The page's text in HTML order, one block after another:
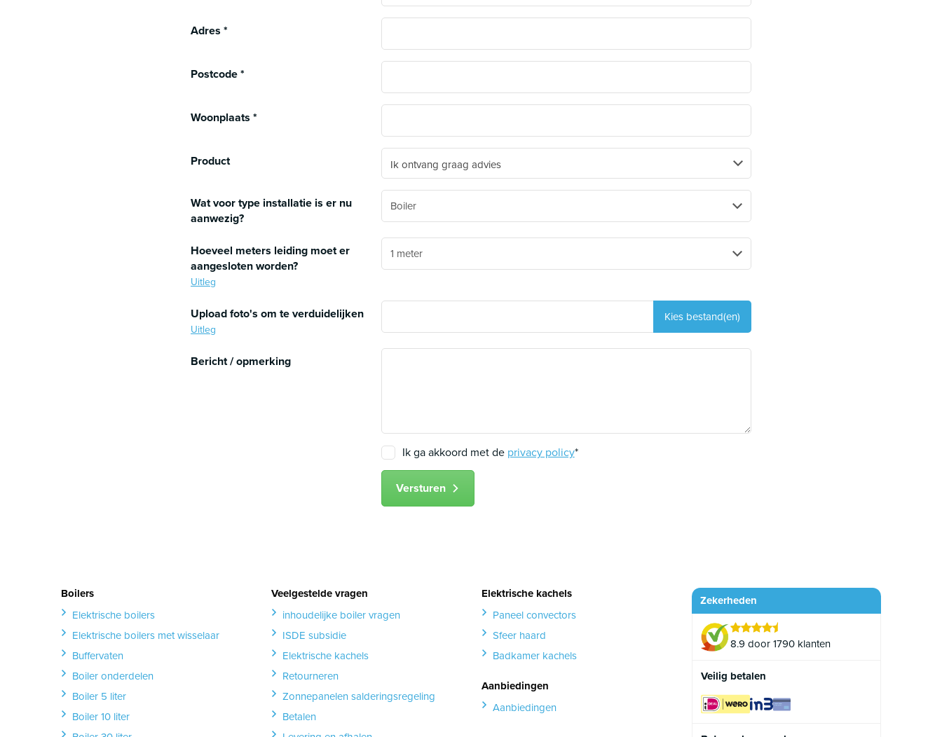
Adres *
Postcode*
Woonplaats *
Product Ik ontvang graag advies
Wat voor type installatie is er nu
aanwezig?
Hoeveel meters leiding moet er
aangesloten worden?
Uitleg
Upload foto's om te verduidelijken
Uitleg
Bericht / opmerking
Ik ga akkoord met de privacy policy*
Versturen
Boilers
Elektrische boilers
Elektrische boilers met wisselaar
Buffervaten
Boiler onderdelen
Boiler 5 liter
Boiler 10 liter
Veelgestelde vragen
inhoudelijke boiler vragen
ISDE subsidie
Elektrische kachels
Retourneren
Zonnepanelen salderingsregeling
Betalen
Elektrische kachels
Paneel convectors
Sfeer haard
Badkamer kachels
Aanbiedingen
Aanbiedingen
Zekerheden
8.9 door 1790 klanten
Veilig betalen